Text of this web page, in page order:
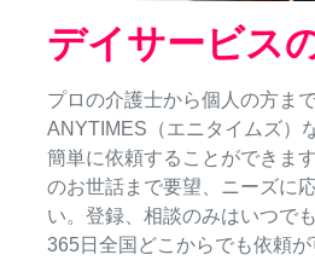
デイサービス
プロの介護士から個人の方ま
ANYTIMES（エニタイムズ）
簡単に依頼することができま
のお世話まで要望、ニーズに
い。登録、相談のみはいつで
365日全国どこからでも依頼が